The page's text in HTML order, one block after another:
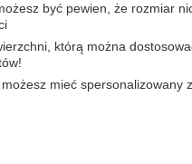
być pewien, że rozmiar
którą można
mieć